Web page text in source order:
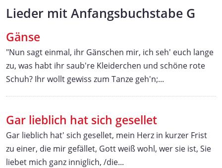
Lieder mit Anfangsbuchstabe G
Gänse
"Nun sagt einmal, ihr Gänschen mir, ich seh' euch lange
zu, was habt ihr saub're Kleiderchen und schöne rote
Schuh? Ihr wollt gewiss zum Tanze geh'n;...
Gar lieblich hat sich gesellet
Gar lieblich hat' sich gesellet, mein Herz in kurzer Frist
zu einer, die mir gefället, Gott weiß wohl, wer sie ist, Sie
liebet mich ganz inniglich, /die...